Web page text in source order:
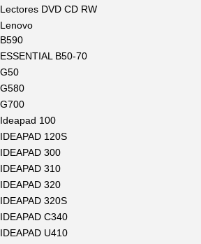
Lectores DVD CD RW
Lenovo
B590
ESSENTIAL B50-70
G50
G580
G700
Ideapad 100
IDEAPAD 120S
IDEAPAD 300
IDEAPAD 310
IDEAPAD 320
IDEAPAD 320S
IDEAPAD C340
IDEAPAD U410